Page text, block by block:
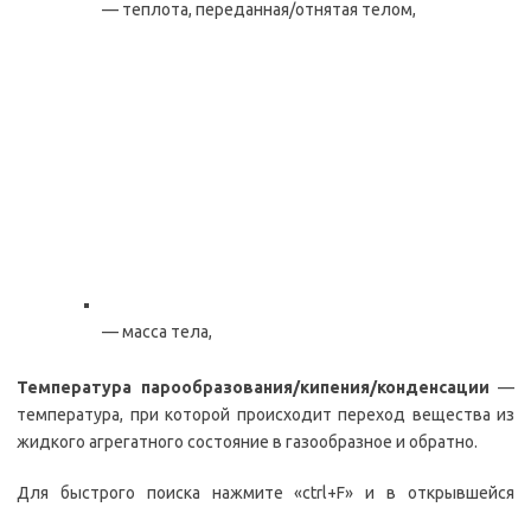
— теплота, переданная/отнятая телом,
— масса тела,
Температура парообразования/кипения/конденсации —
температура, при которой происходит переход вещества из
жидкого агрегатного состояние в газообразное и обратно.
Для быстрого поиска нажмите «ctrl+F» и в открывшейся